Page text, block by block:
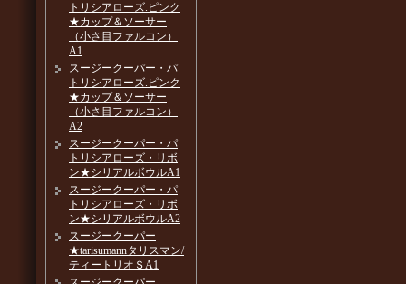
トリシアローズ.ピンク
★カップ＆ソーサー
（小さ目ファルコン）
A1
スージークーパー・パ
トリシアローズ.ピンク
★カップ＆ソーサー
（小さ目ファルコン）
A2
スージークーパー・パ
トリシアローズ・リボ
ン★シリアルボウルA1
スージークーパー・パ
トリシアローズ・リボ
ン★シリアルボウルA2
スージークーパー
★tarisumannタリスマン/
ティートリオＳA1